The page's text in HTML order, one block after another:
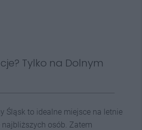
Tylko na Dolnym
Śląsk to idealne miejsce na letnie
osób. Zatem